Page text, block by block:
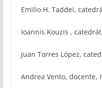
Emilio H. Taddei,
Ioannis Kouzis ,
Juan Torres López,
Andrea Vento, docente,